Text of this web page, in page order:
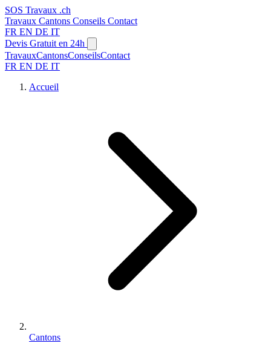
SOS Travaux .ch
Travaux Cantons Conseils Contact
FR EN DE IT
Devis Gratuit en 24h
TravauxCantonsConseilsContact
FR EN DE IT
Accueil
Cantons